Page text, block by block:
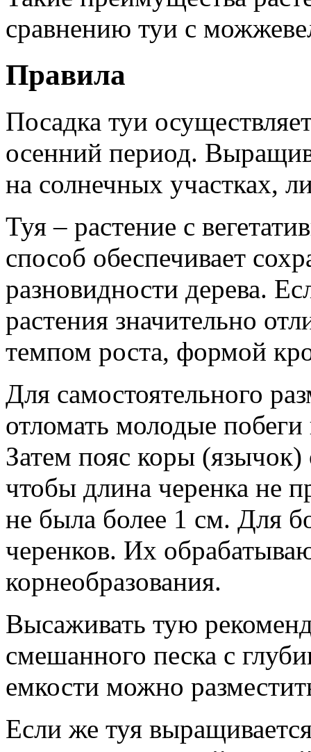
сравнению туи с
Правила
Посадка туи
осенний период.
на солнечных участках,
Туя – растение с
способ обеспечивает
разновидности дерева.
растения значительно
темпом роста, формой
Для самостоятельного
отломать молодые
Затем пояс коры (язычок)
чтобы длина черенка не
не была более 1 см. Для
черенков. Их
корнеобразования.
Высаживать тую
смешанного песка с
емкости можно
Если же туя